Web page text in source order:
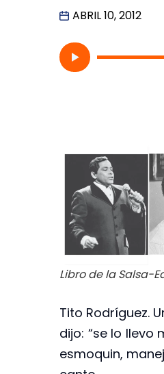
ABRIL 10, 2012
Libro de la Salsa-
Tito Rodríguez.
dijo: “se lo llevo
esmoquin,